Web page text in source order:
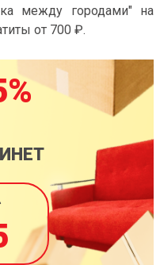
между городами" на
от 700 ₽.